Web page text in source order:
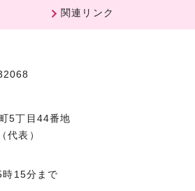
関連リンク
5丁目44番地
代表）
15分まで